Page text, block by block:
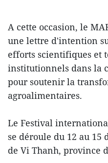
A cette occasion, le
une lettre d'intention
efforts scientifiques et
institutionnels dans la
pour soutenir la
agroalimentaires.
Le Festival
se déroule du 12 au
de Vi Thanh, province